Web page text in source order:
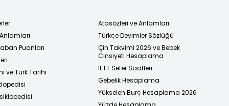
Puanları
ve Türk Tarihi
Atasözleri ve Anlamları
Türkçe Deyimler Sözlüğü
Çin Takvimi 2026 ve Bebek
Cinsiyeti Hesaplama
İETT Sefer Saatleri
Gebelik Hesaplama
Yükselen Burç Hesaplama 2026